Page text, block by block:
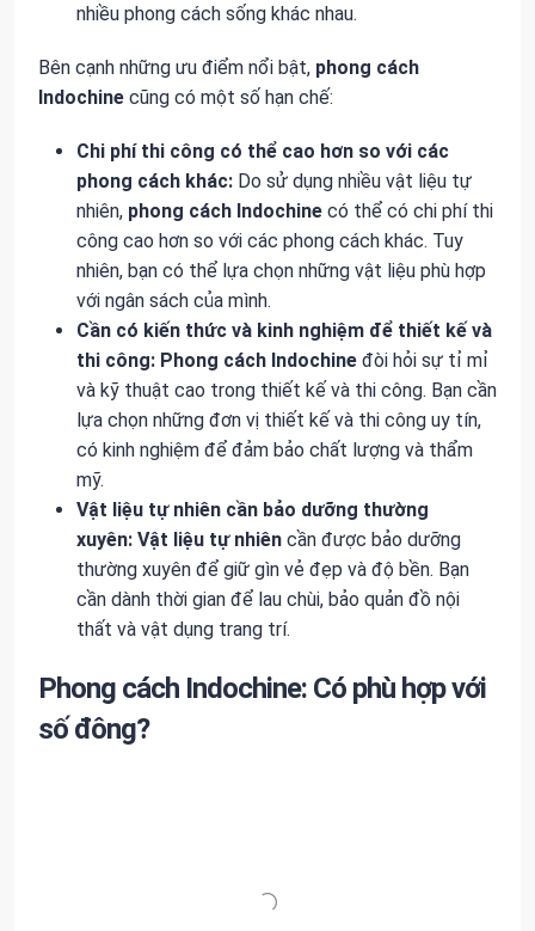
nhiều phong cách sống khác nhau.
Bên cạnh những ưu điểm nổi bật, phong cách
Indochine cũng có một số hạn chế:
Chi phí thi công có thể cao hơn so với các
phong cách khác: Do sử dụng nhiều vật liệu tự
nhiên, phong cách Indochine có thể có chi phí thi
công cao hơn so với các phong cách khác. Tuy
nhiên, bạn có thể lựa chọn những vật liệu phù hợp
với ngân sách của mình.
Cần có kiến thức và kinh nghiệm để thiết kế và
thi công: Phong cách Indochine đòi hỏi sự tỉ mỉ
và kỹ thuật cao trong thiết kế và thi công. Bạn cần
lựa chọn những đơn vị thiết kế và thi công uy tín,
có kinh nghiệm để đảm bảo chất lượng và thẩm
mỹ.
Vật liệu tự nhiên cần bảo dưỡng thường
xuyên: Vật liệu tự nhiên cần được bảo dưỡng
thường xuyên để giữ gìn vẻ đẹp và độ bền. Bạn
cần dành thời gian để lau chùi, bảo quản đồ nội
thất và vật dụng trang trí.
Phong cách Indochine: Có phù hợp với
số đông?